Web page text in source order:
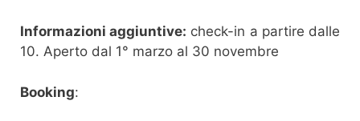
Informazioni aggiuntive: check-in a partire dalle
10. Aperto dal 1° marzo al 30 novembre
Booking: